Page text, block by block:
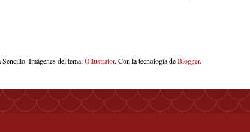
Sencillo. Imágenes del tema:Ollustrator. Con la tecnología deBlogger.